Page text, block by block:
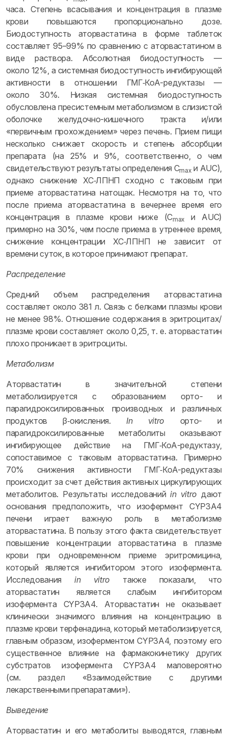
часа. Степень всасывания и концентрация в плазме
крови повышаются пропорционально дозе.
Биодоступность аторвастатина в форме таблеток
составляет 95–99% по сравнению с аторвастатином в
виде раствора. Абсолютная биодоступность —
около 12%, а системная биодоступность ингибирующей
активности в отношении ГМГ‑КоА-редуктазы —
около 30%. Низкая системная биодоступность
обусловлена пресистемным метаболизмом в слизистой
оболочке желудочно-кишечного тракта и/или
«первичным прохождением» через печень. Прием пищи
несколько снижает скорость и степень абсорбции
препарата (на 25% и 9%, соответственно, о чем
свидетельствуют результаты определения Cmax и AUC),
однако снижение ХС‑ЛПНП сходно с таковым при
приеме аторвастатина натощак. Несмотря на то, что
после приема аторвастатина в вечернее время его
концентрация в плазме крови ниже (Cmax
и AUC)
примерно на 30%, чем после приема в утреннее время,
снижение концентрации ХС‑ЛПНП не зависит от
времени суток, в которое принимают препарат.
Распределение
Средний объем распределения аторвастатина
составляет около 381 л. Связь с белками плазмы крови
не менее 98%. Отношение содержания в эритроцитах/
плазме крови составляет около 0,25, т. е. аторвастатин
плохо проникает в эритроциты.
Метаболизм
Аторвастатин в значительной степени
метаболизируется с образованием орто- и
парагидроксилированных производных и различных
продуктов β‑окисления.In vitro орто- и
парагидроксилированные метаболиты оказывают
ингибирующее действие на ГМГ‑КоА-редуктазу,
сопоставимое с таковым аторвастатина. Примерно
70% снижения активности ГМГ‑КоА-редуктазы
происходит за счет действия активных циркулирующих
метаболитов. Результаты исследованийin vitroдают
основания предположить, что изофермент CYP3A4
печени играет важную роль в метаболизме
аторвастатина. В пользу этого факта свидетельствует
повышение концентрации аторвастатина в плазме
крови при одновременном приеме эритромицина,
который является ингибитором этого изофермента.
Исследованияin vitro также показали, что
аторвастатин является слабым ингибитором
изофермента CYP3A4. Аторвастатин не оказывает
клинически значимого влияния на концентрацию в
плазме крови терфенадина, который метаболизируется,
главным образом, изоферментом CYP3A4, поэтому его
существенное влияние на фармакокинетику других
субстратов изофермента CYP3A4 маловероятно
(см. раздел «Взаимодействие с другими
лекарственными препаратами»).
Выведение
Аторвастатин и его метаболиты выводятся, главным